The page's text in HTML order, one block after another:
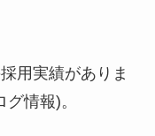
用実績がありま
情報)。